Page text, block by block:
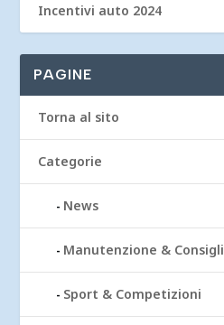
Incentivi auto 2024
PAGINE
Torna al sito
Categorie
News
Manutenzione & Consigli
Sport & Competizioni